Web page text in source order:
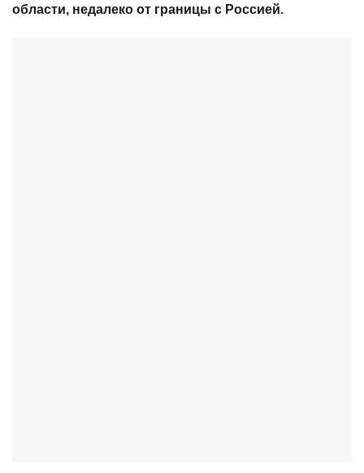
области, недалеко от границы с Россией.